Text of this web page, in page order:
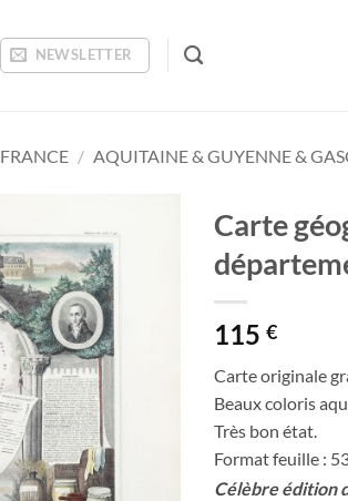
NEWSLETTER
FRANCE / AQUITAINE & GUYENNE &
Ajouter
wishlist
Carte
115 €
Carte originale
Beaux coloris
Très bon état.
Format feuille :
Célèbre édition